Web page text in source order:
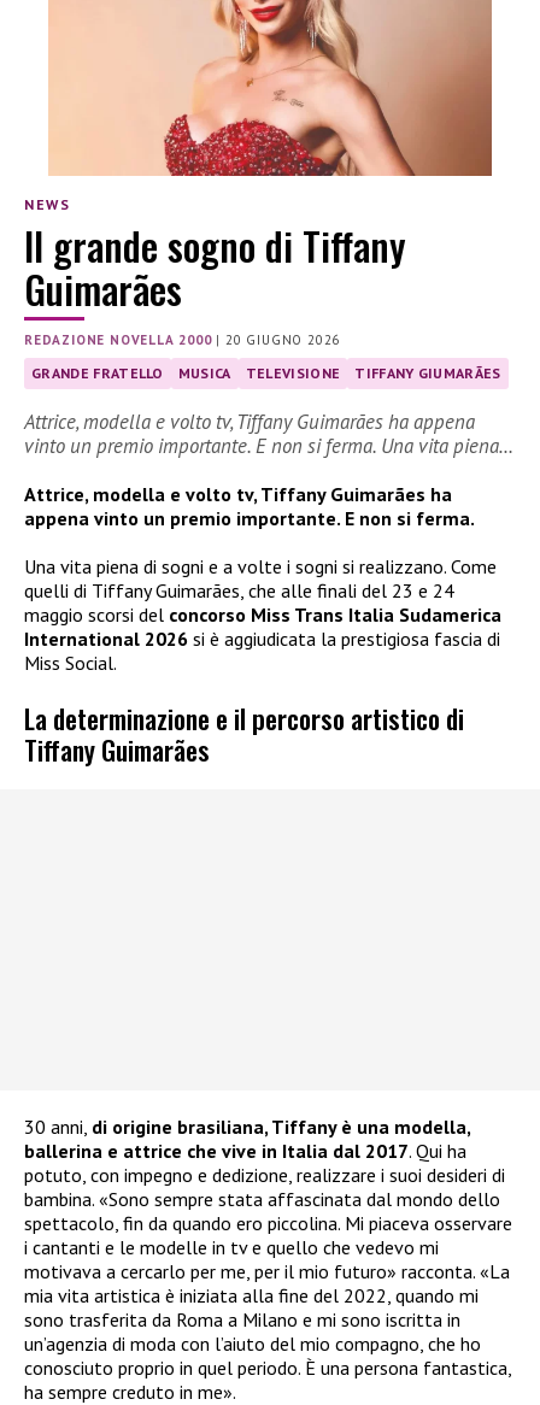
NEWS
Il grande sogno di Tiffany
Guimarães
REDAZIONE NOVELLA 2000|20 GIUGNO 2026
GRANDE FRATELLO MUSICA TELEVISIONE TIFFANY GIUMARÃES
Attrice, modella e volto tv, Tiffany Guimarães ha appena
vinto un premio importante. E non si ferma. Una vita piena…
Attrice, modella e volto tv, Tiffany Guimarães ha
appena vinto un premio importante. E non si ferma.
Una vita piena di sogni e a volte i sogni si realizzano. Come
quelli di Tiffany Guimarães, che alle finali del 23 e 24
maggio scorsi del concorso Miss Trans Italia Sudamerica
International 2026 si è aggiudicata la prestigiosa fascia di
Miss Social.
La determinazione e il percorso artistico di
Tiffany Guimarães
30 anni, di origine brasiliana, Tiffany è una modella,
ballerina e attrice che vive in Italia dal 2017. Qui ha
potuto, con impegno e dedizione, realizzare i suoi desideri di
bambina. «Sono sempre stata affascinata dal mondo dello
spettacolo, fin da quando ero piccolina. Mi piaceva osservare
i cantanti e le modelle in tv e quello che vedevo mi
motivava a cercarlo per me, per il mio futuro» racconta. «La
mia vita artistica è iniziata alla fine del 2022, quando mi
sono trasferita da Roma a Milano e mi sono iscritta in
un’agenzia di moda con l’aiuto del mio compagno, che ho
conosciuto proprio in quel periodo. È una persona fantastica,
ha sempre creduto in me».